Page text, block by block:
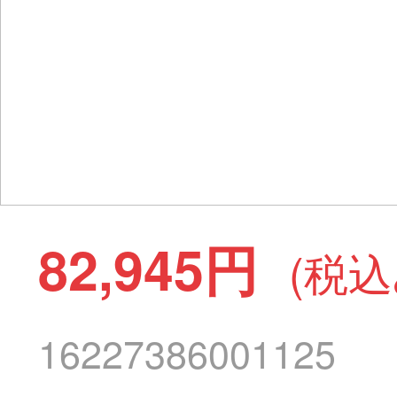
82,945円 (税
16227386001125